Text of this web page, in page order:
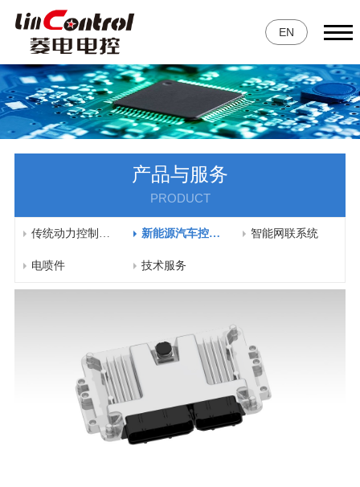
EN
产品与服务
PRODUCT
传统动力控制系统 新能源汽车控制系统 智能网联系统
电喷件 技术服务